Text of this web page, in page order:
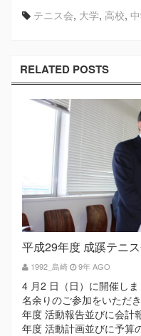
テニス会, 大学, 高校,
RELATED POSTS
平成29年度 成蹊テニ
1992_島崎 9年 AGO
4 月2 日（日）に開催し
名余りのご参加をいた
年度 活動報告並びに会
年度 活動計画並びに予